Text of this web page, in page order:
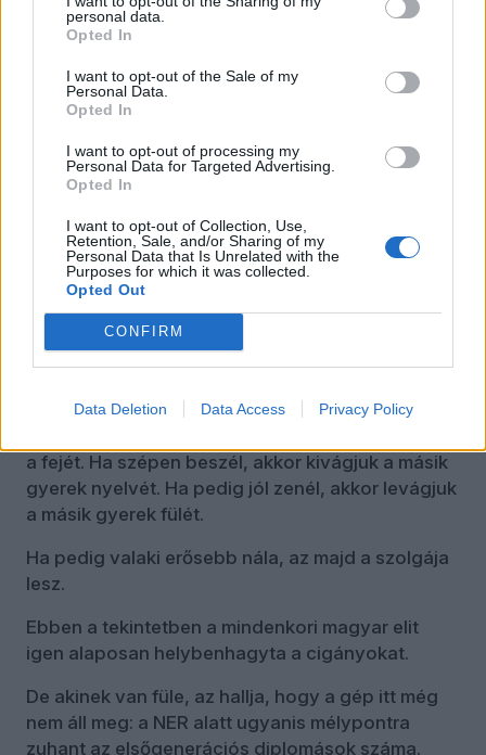
personal data.
Opted In
I want to opt-out of the Sale of my
Personal Data.
Opted In
I want to opt-out of processing my
Personal Data for Targeted Advertising.
Opted In
I want to opt-out of Collection, Use,
Retention, Sale, and/or Sharing of my
Personal Data that Is Unrelated with the
Purposes for which it was collected.
Opted Out
CONFIRM
Data Deletion Data Access Privacy Policy
középosztály normarendszerével.
Itt bizony minden egyéb dacára az volt az ígéret,
hogy egy rendes, meritokratikus társadalmat
aztán majd a győztes viszi a glóriát, mintha egy
doppingmentes olimpián versenyeznénk
megválasztja, hogy miben indulhat.
A valóságban persze az erősek mindig úgy
nézik. Ez pedig gyakorta úgy érvényesül, hogy ha
a gyerekem jól olvas, akkor elvesszük a másik
a másik gyerek abakuszát. Ha csavarosan
a fejét. Ha szépen beszél, akkor kivágjuk a másik
gyerek nyelvét. Ha pedig jól zenél, akkor levágjuk
a másik gyerek fülét.
Ha pedig valaki erősebb nála, az majd a szolgája
lesz.
Ebben a tekintetben a mindenkori magyar elit
igen alaposan helybenhagyta a cigányokat.
De akinek van füle, az hallja, hogy a gép itt még
nem áll meg: a NER alatt ugyanis mélypontra
zuhant az elsőgenerációs diplomások száma.